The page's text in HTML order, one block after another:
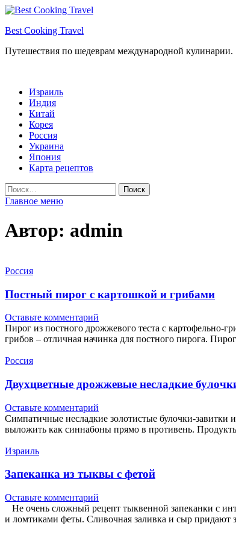
Перейти
содержимому
Best Cooking Travel
Путешествия по шедеврам международной кулинарии.
Израиль
Индия
Китай
Корея
Россия
Украина
Япония
Карта рецептов
Найти:
Главное меню
Автор: admin
Россия
Постный пирог с картошкой и грибами
Оставьте комментарий
Пирог из постного дрожжевого теста с картофельно-
грибов – отличная начинка для постного пирога.
Россия
Двухцветные дрожжевые несладкие
Оставьте комментарий
Симпатичные несладкие золотистые булочки-
выложить как синнабоны прямо в противень.
Израиль
Запеканка из тыквы с фетой
Оставьте комментарий
Не очень сложный рецепт тыквенной запеканки с
и ломтиками феты. Сливочная заливка и сыр